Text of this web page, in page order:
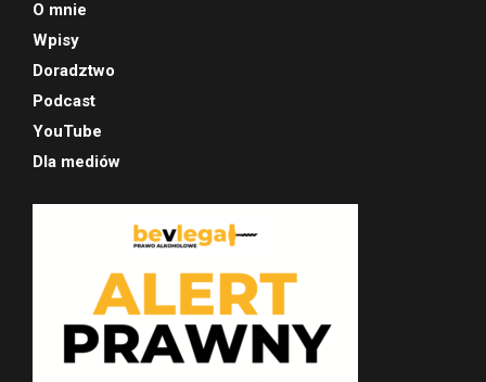
O mnie
Wpisy
Doradztwo
Podcast
YouTube
Dla mediów